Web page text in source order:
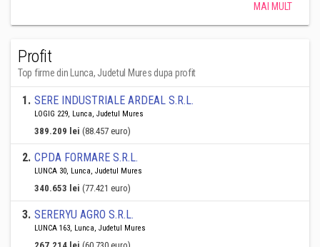
MAI MULT
Profit
Top firme din Lunca, Judetul Mures dupa profit
1. SERE INDUSTRIALE ARDEAL S.R.L.
LOGIG 229, Lunca, Judetul Mures
389.209 lei (88.457 euro)
2. CPDA FORMARE S.R.L.
LUNCA 30, Lunca, Judetul Mures
340.653 lei (77.421 euro)
3. SERERYU AGRO S.R.L.
LUNCA 163, Lunca, Judetul Mures